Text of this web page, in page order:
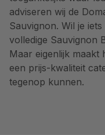
adviseren wij de
Sauvignon. Wil je
volledige Sauvignon
Maar eigenlijk maakt
een prijs-kwaliteit
tegenop kunnen.